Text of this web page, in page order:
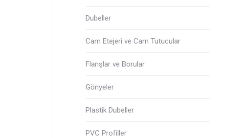
Dubeller
Cam Etejeri ve Cam Tutucular
Flanşlar ve Borular
Gönyeler
Plastik Dubeller
PVC Profiller